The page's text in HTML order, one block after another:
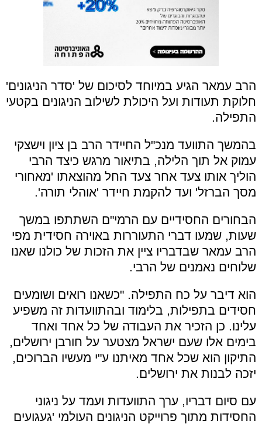
הרב עמאר הגיע במיוחד לסיכום של 'סדר הניגונים'
חלוקת תעודות ועל היכולת לשילוב הניגונים בקטעי
התפילה.
בהמשך התוועד מנכ"ל החיידר הרב בן ציון וישצקי
עמוק אל תוך הלילה, בתיאור מרגש כיצד הרבי
הוליך אותו צעד אחר צעד החל מהוצאתו 'מאחורי
מסך הברזל' ועד להקמת חיידר 'אוהלי תורה'.
הבחורים החסידיים עם הרמי"ם השתתפו במשך
שעות, שמעו דברי התעוררות באוירה חסידית מפי
הרב עמאר שבדבריו ציין את הזכות של כולנו שאנו
שלוחים נאמנים של הרבי.
הוא דיבר על כח התפילה. "כשאנו רואים ושומעים
חסידים בתפילות, בלימוד ובהתוועדות זה משפיע
עלינו. כן הזכיר את העבודה של כל אחד ואחד
בימים אלו שעם ישראל מצטער על חורבן ירושלים,
התיקון הוא שכל אחד מאיתנו ע"י מעשיו הברוכים,
יזכה לבנות את ירושלים.
עם סיום דבריו, ערך התוועדות ועמד על ניגוני
החסידות מתוך פרוייקט הניגונים העולמי 'געגועים